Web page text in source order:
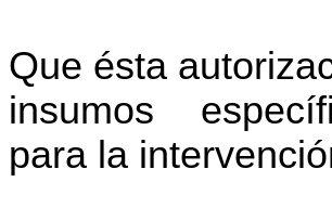
Que ésta
insumos
para la